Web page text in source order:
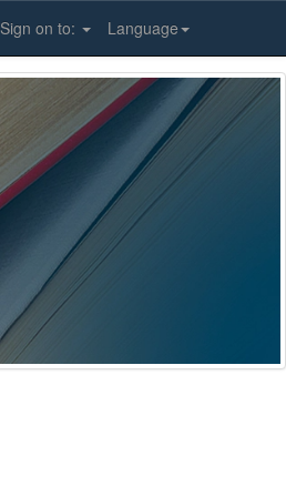
Language
Sign on to: